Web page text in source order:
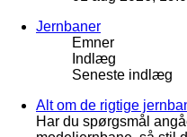
Jernbaner
Emner
Indlæg
Seneste indlæg
Alt om de rigtige
Har du spørgsmål